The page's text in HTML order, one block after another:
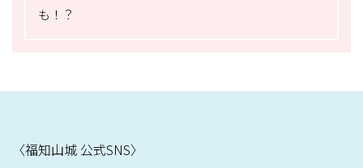
も！？
〈福知山城 公式SNS〉